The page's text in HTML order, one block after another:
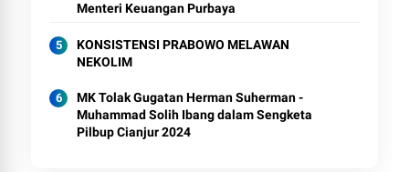
Menteri Keuangan Purbaya
KONSISTENSI PRABOWO MELAWAN
NEKOLIM
MK Tolak Gugatan Herman Suherman -
Muhammad Solih Ibang dalam Sengketa
Pilbup Cianjur 2024